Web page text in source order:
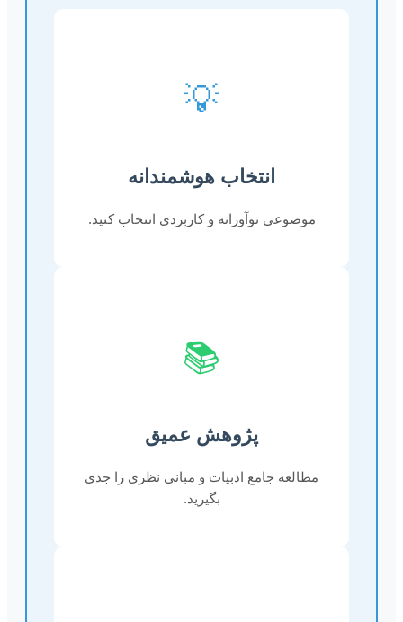
💡
انتخاب هوشمندانه
موضوعی نوآورانه و کاربردی انتخاب کنید.
📚
پژوهش عمیق
مطالعه جامع ادبیات و مبانی نظری را جدی
بگیرید.